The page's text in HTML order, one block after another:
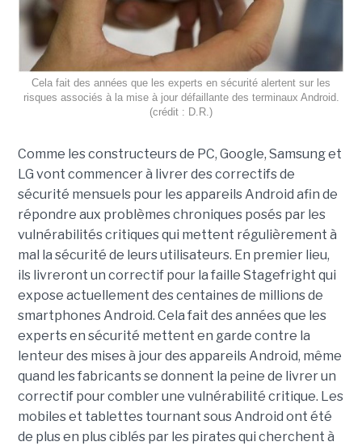
Cela fait des années que les experts en sécurité alertent sur les
risques associés à la mise à jour défaillante des terminaux Android.
(crédit : D.R.)
Comme les constructeurs de PC, Google, Samsung et
LG vont commencer à livrer des correctifs de
sécurité mensuels pour les appareils Android afin de
répondre aux problèmes chroniques posés par les
vulnérabilités critiques qui mettent régulièrement à
mal la sécurité de leurs utilisateurs. En premier lieu,
ils livreront un correctif pour la faille Stagefright qui
expose actuellement des centaines de millions de
smartphones Android. Cela fait des années que les
experts en sécurité mettent en garde contre la
lenteur des mises à jour des appareils Android, même
quand les fabricants se donnent la peine de livrer un
correctif pour combler une vulnérabilité critique. Les
mobiles et tablettes tournant sous Android ont été
de plus en plus ciblés par les pirates qui cherchent à